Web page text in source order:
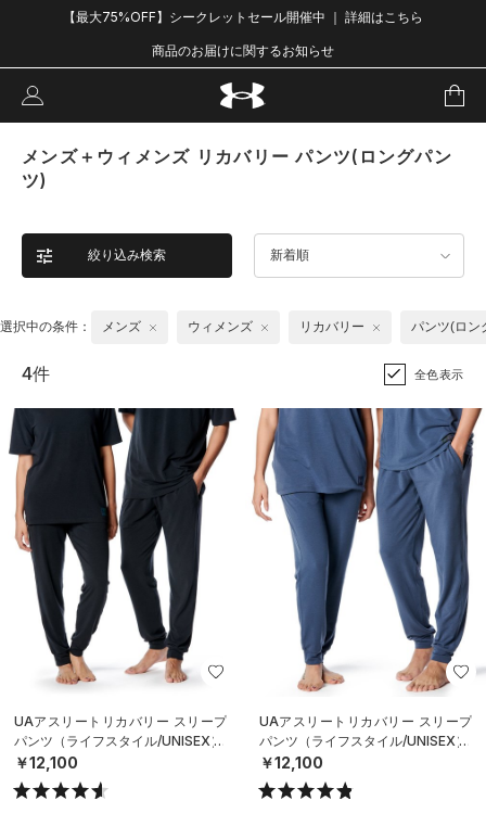
【最大75%OFF】シークレットセール開催中 ｜ 詳細はこちら
商品のお届けに関するお知らせ
メンズ＋ウィメンズ リカバリー パンツ(ロングパン
ツ)
絞り込み検索 新着順
選択中の条件： メンズ ウィメンズ リカバリー パンツ(ロン
4件 全色表示
UAアスリートリカバリー スリープ
パンツ（ライフスタイル/UNISEX）
￥12,100
UAアスリートリカバリー スリープ
パンツ（ライフスタイル/UNISEX）
￥12,100